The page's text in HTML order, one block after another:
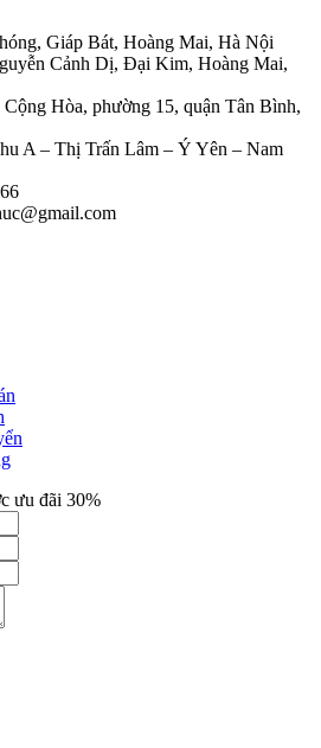
Giáp Bát, Hoàng Mai, Hà Nội​
Cảnh Dị, Đại Kim, Hoàng Mai,
Cộng Hòa, phường 15, quận Tân Bình,
A – Thị Trấn Lâm – Ý Yên – Nam
ưu đãi 30%